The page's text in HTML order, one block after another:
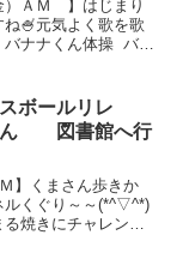
）ＡＭ 】はじまり
🍧元気よく歌を歌
バナナくん体操 バナ
ップを見つけまし
ールリレ
図書館へ行
】くまさん歩きか
ルくぐり～～(*^▽^*)
焼きにチャレンジ